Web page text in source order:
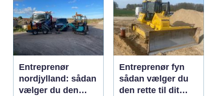
Entreprenør
nordjylland: sådan
vælger du den
Entreprenør fyn
sådan vælger du
den rette til dit